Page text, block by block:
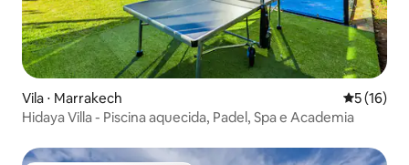
Vila ⋅ Marrakech 5 de uma
5 (16)
Hidaya Villa - Piscina aquecida, Padel, Spa e Academia